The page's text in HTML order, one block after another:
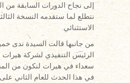
إلى نجاح الدورات السابقة من
نتطلع لما ستقدمه النسخة
الاستثنائي.
من جانبها قالت السيدة ندى
الرئيس التنفيذي لشركة
سعداء في هيرات لنكون من
في هذا الحدث للعام الثاني